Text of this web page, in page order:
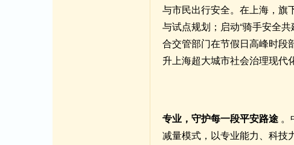
与市民出行安全。在上海，旗
与试点规划；启动“骑手安全
合交管部门在节假日高峰时段
升上海超大城市社会治理现代
专业，守护每一段平安路途 。
减量模式，以专业能力、科技